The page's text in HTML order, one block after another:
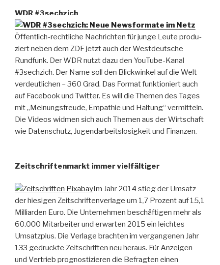
WDR #3sechzich
Öffentlich-rechtliche Nachrichten für junge Leute produ­
ziert neben dem ZDF jetzt auch der Westdeutsche
Rundfunk. Der WDR nutzt dazu den YouTube-Kanal
#3sechzich. Der Name soll den Blickwinkel auf die Welt
verdeutlichen – 360 Grad. Das Format funktioniert auch
auf Facebook und Twitter. Es will die Themen des Tages
mit „Meinungsfreude, Empathie und Haltung“ vermitteln.
Die Videos widmen sich auch Themen aus der Wirtschaft
wie Datenschutz, Jugendarbeitslosigkeit und Finanzen.
Zeitschriftenmarkt immer vielfältiger
Im Jahr 2014 stieg der Umsatz
der hiesigen Zeitschriftenverlage um 1,7 Prozent auf 15,1
Milliarden Euro. Die Unternehmen beschäftigen mehr als
60.000 Mitarbeiter und erwarten 2015 ein leichtes
Umsatzplus. Die Verlage brachten im vergangenen Jahr
133 gedruckte Zeitschriften neu heraus. Für Anzeigen
und Vertrieb prognostizieren die Befragten einen